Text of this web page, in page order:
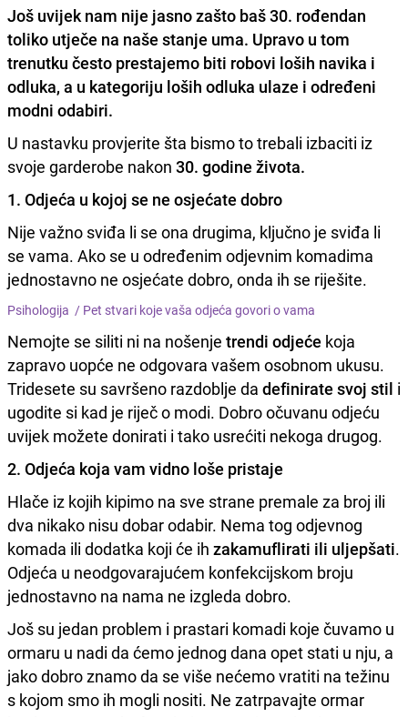
Još uvijek nam nije jasno zašto baš 30. rođendan
toliko utječe na naše stanje uma. Upravo u tom
trenutku često prestajemo biti robovi loših navika i
odluka, a u kategoriju loših odluka ulaze i određeni
modni odabiri.
U nastavku provjerite šta bismo to trebali izbaciti iz
svoje garderobe nakon 30. godine života.
1. Odjeća u kojoj se ne osjećate dobro
Nije važno sviđa li se ona drugima, ključno je sviđa li
se vama. Ako se u određenim odjevnim komadima
jednostavno ne osjećate dobro, onda ih se riješite.
Psihologija / Pet stvari koje vaša odjeća govori o vama
Nemojte se siliti ni na nošenje trendi odjeće koja
zapravo uopće ne odgovara vašem osobnom ukusu.
Tridesete su savršeno razdoblje da definirate svoj stil i
ugodite si kad je riječ o modi. Dobro očuvanu odjeću
uvijek možete donirati i tako usrećiti nekoga drugog.
2. Odjeća koja vam vidno loše pristaje
Hlače iz kojih kipimo na sve strane premale za broj ili
dva nikako nisu dobar odabir. Nema tog odjevnog
komada ili dodatka koji će ih zakamuflirati ili uljepšati.
Odjeća u neodgovarajućem konfekcijskom broju
jednostavno na nama ne izgleda dobro.
Još su jedan problem i prastari komadi koje čuvamo u
ormaru u nadi da ćemo jednog dana opet stati u nju, a
jako dobro znamo da se više nećemo vratiti na težinu
s kojom smo ih mogli nositi. Ne zatrpavajte ormar